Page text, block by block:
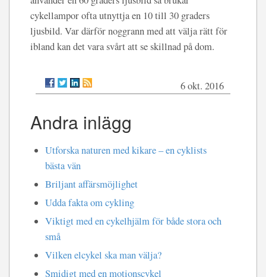
cykellampor ofta utnyttja en 10 till 30 graders
ljusbild. Var därför noggrann med att välja rätt för
ibland kan det vara svårt att se skillnad på dom.
6 okt. 2016
Andra inlägg
Utforska naturen med kikare – en cyklists
bästa vän
Briljant affärsmöjlighet
Udda fakta om cykling
Viktigt med en cykelhjälm för både stora och
små
Vilken elcykel ska man välja?
Smidigt med en motionscykel